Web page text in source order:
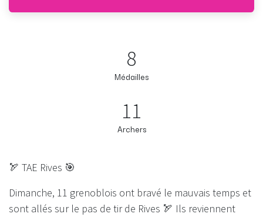
8
Médailles
11
Archers
🏹 TAE Rives 🎯
Dimanche, 11 grenoblois ont bravé le mauvais temps et
sont allés sur le pas de tir de Rives 🏹 Ils reviennent